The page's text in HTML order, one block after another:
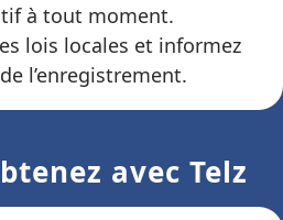
à tout moment.
lois locales et informez
l’enregistrement.
avec Telz